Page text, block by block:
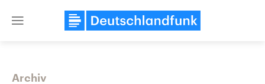
Close
Archiv